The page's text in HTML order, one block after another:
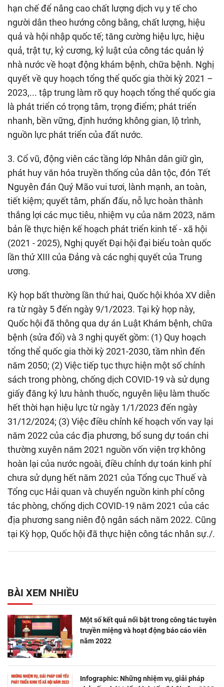
hạn chế để nâng cao chất lượng dịch vụ y tế cho
người dân theo hướng công bằng, chất lượng, hiệu
quả và hội nhập quốc tế; tăng cường hiệu lực, hiệu
quả, trật tự, kỷ cương, kỷ luật của công tác quản lý
nhà nước về hoạt động khám bệnh, chữa bệnh. Nghị
quyết về quy hoạch tổng thể quốc gia thời kỳ 2021 –
2023,... tập trung làm rõ quy hoạch tổng thể quốc gia
là phát triển có trọng tâm, trọng điểm; phát triển
nhanh, bền vững, định hướng không gian, lộ trình,
nguồn lực phát triển của đất nước.
3. Cổ vũ, động viên các tầng lớp Nhân dân giữ gìn,
phát huy văn hóa truyền thống của dân tộc, đón Tết
Nguyên đán Quý Mão vui tươi, lành mạnh, an toàn,
tiết kiệm; quyết tâm, phấn đấu, nỗ lực hoàn thành
thắng lợi các mục tiêu, nhiệm vụ của năm 2023, năm
bản lề thực hiện kế hoạch phát triển kinh tế - xã hội
(2021 - 2025), Nghị quyết Đại hội đại biểu toàn quốc
lần thứ XIII của Đảng và các nghị quyết của Trung
ương.
Kỳ họp bất thường lần thứ hai, Quốc hội khóa XV diễn
ra từ ngày 5 đến ngày 9/1/2023. Tại kỳ họp này,
Quốc hội đã thông qua dự án Luật Khám bệnh, chữa
bệnh (sửa đổi) và 3 nghị quyết gồm: (1) Quy hoạch
tổng thể quốc gia thời kỳ 2021-2030, tầm nhìn đến
năm 2050; (2) Việc tiếp tục thực hiện một số chính
sách trong phòng, chống dịch COVID-19 và sử dụng
giấy đăng ký lưu hành thuốc, nguyên liệu làm thuốc
hết thời hạn hiệu lực từ ngày 1/1/2023 đến ngày
31/12/2024; (3) Việc điều chỉnh kế hoạch vốn vay lại
năm 2022 của các địa phương, bổ sung dự toán chi
thường xuyên năm 2021 nguồn vốn viện trợ không
hoàn lại của nước ngoài, điều chỉnh dự toán kinh phí
chưa sử dụng hết năm 2021 của Tổng cục Thuế và
Tổng cục Hải quan và chuyển nguồn kinh phí công
tác phòng, chống dịch COVID-19 năm 2021 của các
địa phương sang niên độ ngân sách năm 2022. Cũng
tại Kỳ họp, Quốc hội đã thực hiện công tác nhân sự./.
BÀI XEM NHIỀU
Một số kết quả nổi bật trong công tác tuyên
truyền miệng và hoạt động báo cáo viên
năm 2022
Infographic: Những nhiệm vụ, giải pháp